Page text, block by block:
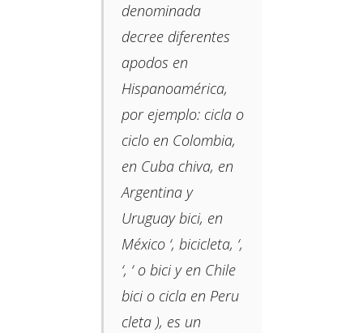
denominada
decree diferentes
apodos en
Hispanoamérica,
por ejemplo: cicla o
ciclo​ en Colombia,​
en Cuba chiva, en
Argentina y
Uruguay bici, en
México ‘, bicicleta, ‘,
‘, ‘ o bici y en Chile
bici o cicla en Peru
cleta ​​), es un